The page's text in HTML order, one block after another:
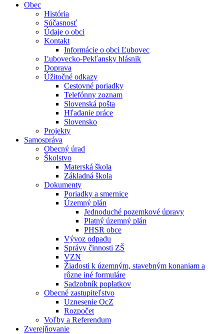
Obec
História
Súčasnosť
Údaje o obci
Kontakt
Informácie o obci Ľubovec
Ľubovecko-Pekľansky hlásnik
Doprava
Úžitočné odkazy
Cestovné poriadky
Telefónny zoznam
Slovenská pošta
Hľadanie práce
Slovensko
Projekty
Samospráva
Obecný úrad
Školstvo
Materská škola
Základná škola
Dokumenty
Poriadky a smernice
Územný plán
Jednoduché pozemkové úpravy
Platný územný plán
PHSR obce
Vývoz odpadu
Správy činnosti ZŠ
VZN
Žiadosti k územným, stavebným konaniam a
rôzne iné formuláre
Sadzobník poplatkov
Obecné zastupiteľstvo
Uznesenie OcZ
Rozpočet
Voľby a Referendum
Zverejňovanie